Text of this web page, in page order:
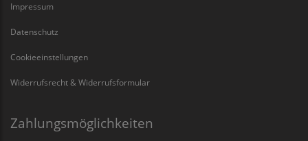
Impressum
Datenschutz
Cookieeinstellungen
Widerrufsrecht & Widerrufsformular
Zahlungsmöglichkeiten